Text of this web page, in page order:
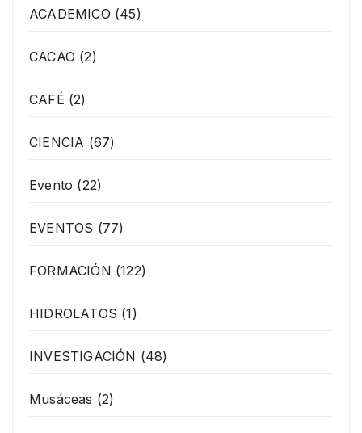
ACADEMICO (45)
CACAO (2)
CAFÉ (2)
CIENCIA (67)
Evento (22)
EVENTOS (77)
FORMACIÓN (122)
HIDROLATOS (1)
INVESTIGACIÓN (48)
Musáceas (2)